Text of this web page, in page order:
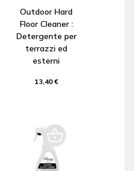
Outdoor Hard
Floor Cleaner :
Detergente per
terrazzi ed
esterni
13,40 €